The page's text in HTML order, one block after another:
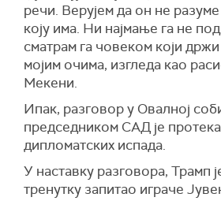
речи. Верујем да он не
коју има. Ни најмање га не
сматрам га човеком који
мојим очима, изгледа као
Мекени.
Ипак, разговор у Овалној
председником САД је
дипломатских испада.
У наставку разговора, Трамп
тренутку запитао играче